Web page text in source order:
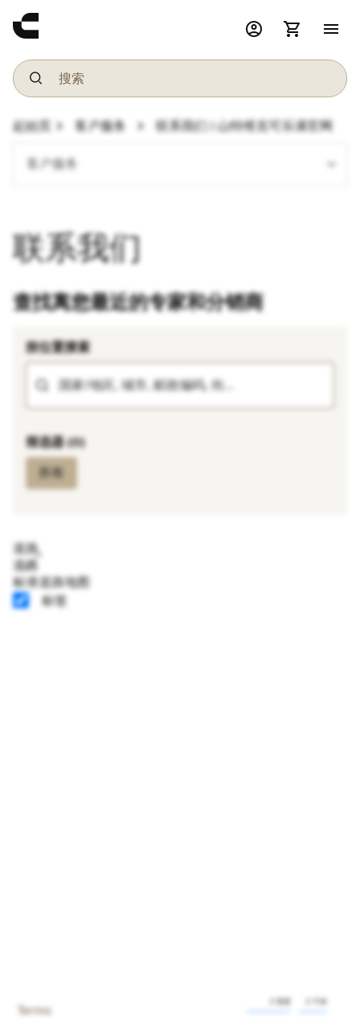
account_circle shopping_cart menu
起始页 chevron_right 客户服务 chevron_right 联系我们 | 山特维克可乐满官网
客户服务 expand_more
联系我们
查找离您最近的专家和分销商
按位置搜索
国家/地区, 城市, 邮政编码, 街...
筛选器 (0)
所有
道路
道路
标准道路地图
标签
Terms